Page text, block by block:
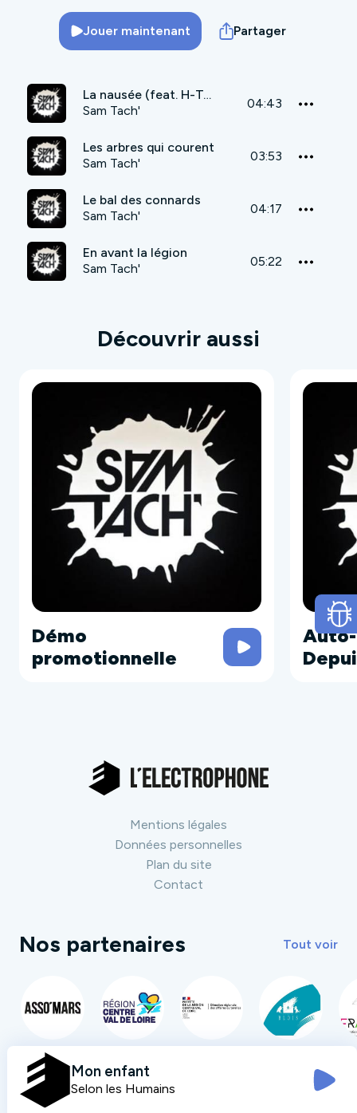
Jouer maintenant Partager
La nausée (feat. H-Tone)
Sam Tach'
04:43
Les arbres qui courent
Sam Tach'
03:53
Le bal des connards
Sam Tach'
04:17
En avant la légion
Sam Tach'
05:22
Découvrir aussi
Démo
promotionnelle
Mentions légales
Données personnelles
Plan du site
Contact
Nos partenaires Tout voir
Mon enfant
Selon les Humains